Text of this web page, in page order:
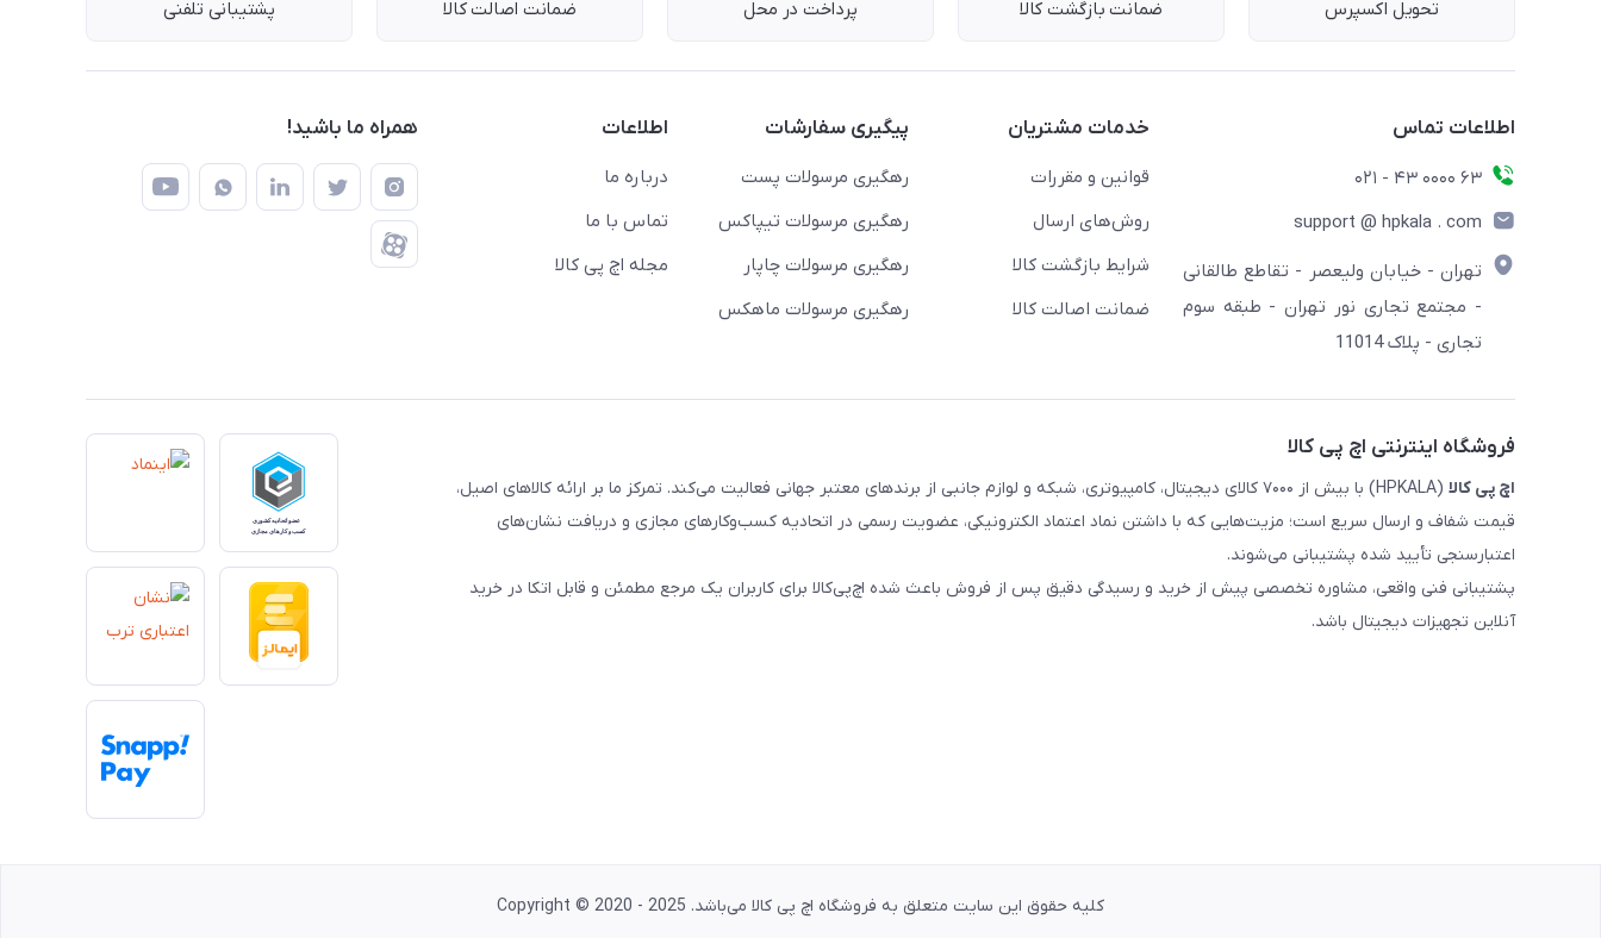
تحویل اکسپرس ضمانت بازگشت کالا پرداخت در محل ضمانت اصالت کالا پشتیبانی تلفنی
اطلاعات تماس
63 0000 43 - 021
support @ hpkala . com
تهران - خیابان ولیعصر - تقاطع طالقانی
- مجتمع تجاری نور تهران - طبقه سوم
تجاری - پلاک 11014
خدمات مشتریان
قوانین و مقررات
روش‌های ارسال
شرایط بازگشت کالا
ضمانت اصالت کالا
پیگیری سفارشات
رهگیری مرسولات پست
رهگیری مرسولات تیپاکس
رهگیری مرسولات چاپار
رهگیری مرسولات ماهکس
اطلاعات
درباره ما
تماس با ما
مجله اچ پی کالا
همراه ما باشید!
فروشگاه اینترنتی اچ پی کالا
اچ‌ پی‌ کالا
(HPKALA) با بیش از ۷۰۰۰ کالای دیجیتال، کامپیوتری، شبکه و لوازم جانبی از برندهای معتبر جهانی فعالیت می‌کند. تمرکز ما بر ارائه کالاهای اصیل،
قیمت شفاف و ارسال سریع است؛ مزیت‌هایی که با داشتن نماد اعتماد الکترونیکی، عضویت رسمی در اتحادیه کسب‌وکارهای مجازی و دریافت نشان‌های
اعتبارسنجی تأیید شده پشتیبانی می‌شوند.
پشتیبانی فنی واقعی، مشاوره تخصصی پیش از خرید و رسیدگی دقیق پس از فروش باعث شده اچ‌پی‌کالا برای کاربران یک مرجع مطمئن و قابل اتکا در خرید
آنلاین تجهیزات دیجیتال باشد.
کلیه حقوق این سایت متعلق به فروشگاه اچ پی کالا می‌باشد. Copyright © 2020 - 2025